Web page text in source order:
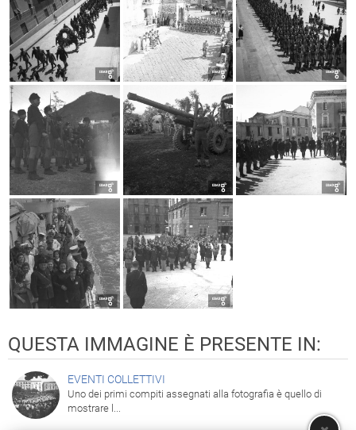
QUESTA IMMAGINE È PRESENTE IN:
EVENTI COLLETTIVI
Uno dei primi compiti assegnati alla fotografia è quello di
mostrare l...